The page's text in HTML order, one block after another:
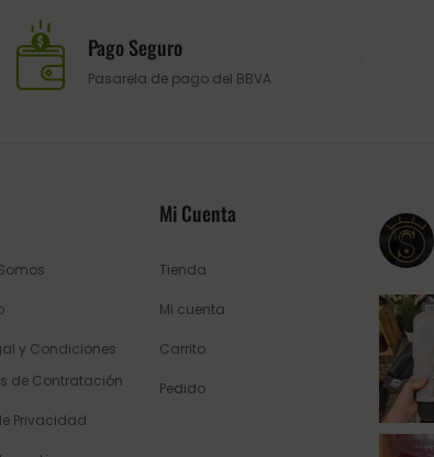
Pago Seguro
Pasarela de pago del BBVA
y Condiciones
de Contratación
Privacidad
Mi Cuenta
Tienda
Mi cuenta
Carrito
Pedido